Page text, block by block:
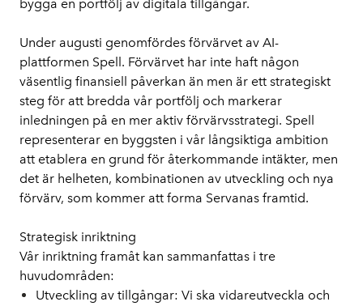
bygga en portfölj av digitala tillgångar.
Under augusti genomfördes förvärvet av AI-
plattformen Spell. Förvärvet har inte haft någon
väsentlig finansiell påverkan än men är ett strategiskt
steg för att bredda vår portfölj och markerar
inledningen på en mer aktiv förvärvsstrategi. Spell
representerar en byggsten i vår långsiktiga ambition
att etablera en grund för återkommande intäkter, men
det är helheten, kombinationen av utveckling och nya
förvärv, som kommer att forma Servanas framtid.
Strategisk inriktning
Vår inriktning framåt kan sammanfattas i tre
huvudområden:
Utveckling av tillgångar: Vi ska vidareutveckla och